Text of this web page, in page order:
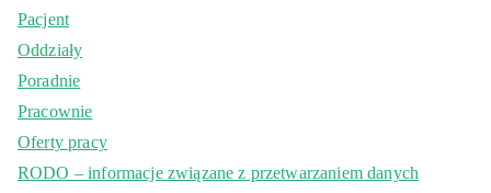
Pacjent
Oddziały
Poradnie
Pracownie
Oferty pracy
RODO – informacje związane z przetwarzaniem danych